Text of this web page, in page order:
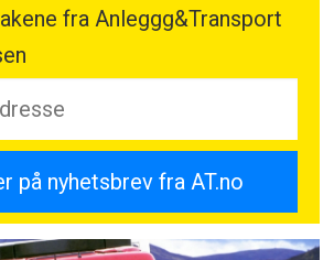
fra Anleggg&Transport